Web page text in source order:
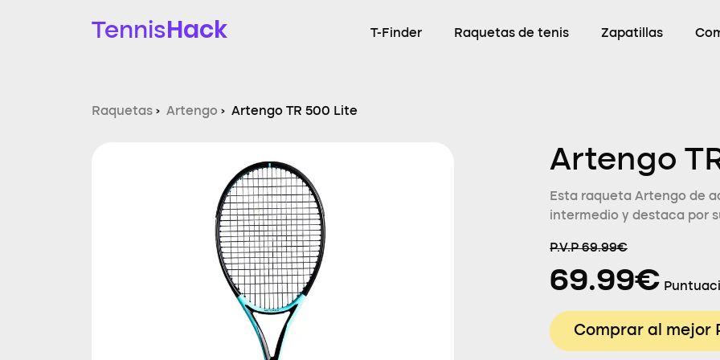
TennisHack T-Finder Raquetas de tenis Zapatillas
Raquetas › Artengo › Artengo TR 500 Lite
Artengo
Esta raqueta Artengo de
intermedio y destaca por
P.V.P 69.99€
69.99€
Comprar al mejor